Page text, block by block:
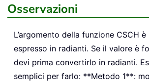
Osservazioni
L’argomento della funzione CSCH
espresso in radianti. Se il valore è
devi prima convertirlo in radianti.
semplici per farlo: **Metodo 1**: